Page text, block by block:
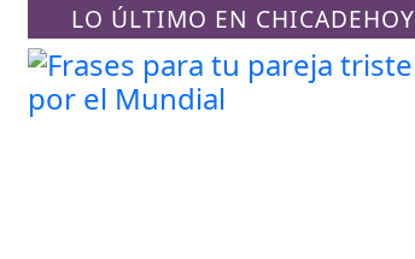
LO ÚLTIMO EN CHICADEHOY